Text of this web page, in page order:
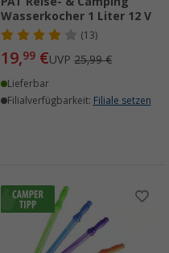
Wasserkocher 1 Liter 12 V
(13)
19,99 €UVP 25,99 €
Lieferbar
Filialverfügbarkeit: Filiale setzen